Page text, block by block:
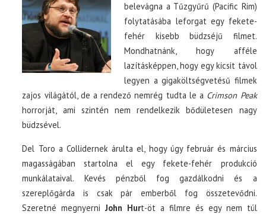
belevágna a Tűzgyűrű (Pacific Rim)
folytatásába leforgat egy fekete-
fehér kisebb büdzséjű filmet.
Mondhatnánk, hogy afféle
lazításképpen, hogy egy kicsit távol
legyen a gigaköltségvetésű filmek
zajos világától, de a rendező nemrég tudta le a Crimson Peak
horrorját, ami szintén nem rendelkezik bődületesen nagy
büdzsével.
Del Toro a Collidernek árulta el, hogy úgy február és március
magasságában startolna el egy fekete-fehér produkció
munkálataival. Kevés pénzből fog gazdálkodni és a
szereplőgárda is csak pár emberből fog összetevődni.
Szeretné megnyerni John Hurt-öt a filmre és egy nem túl